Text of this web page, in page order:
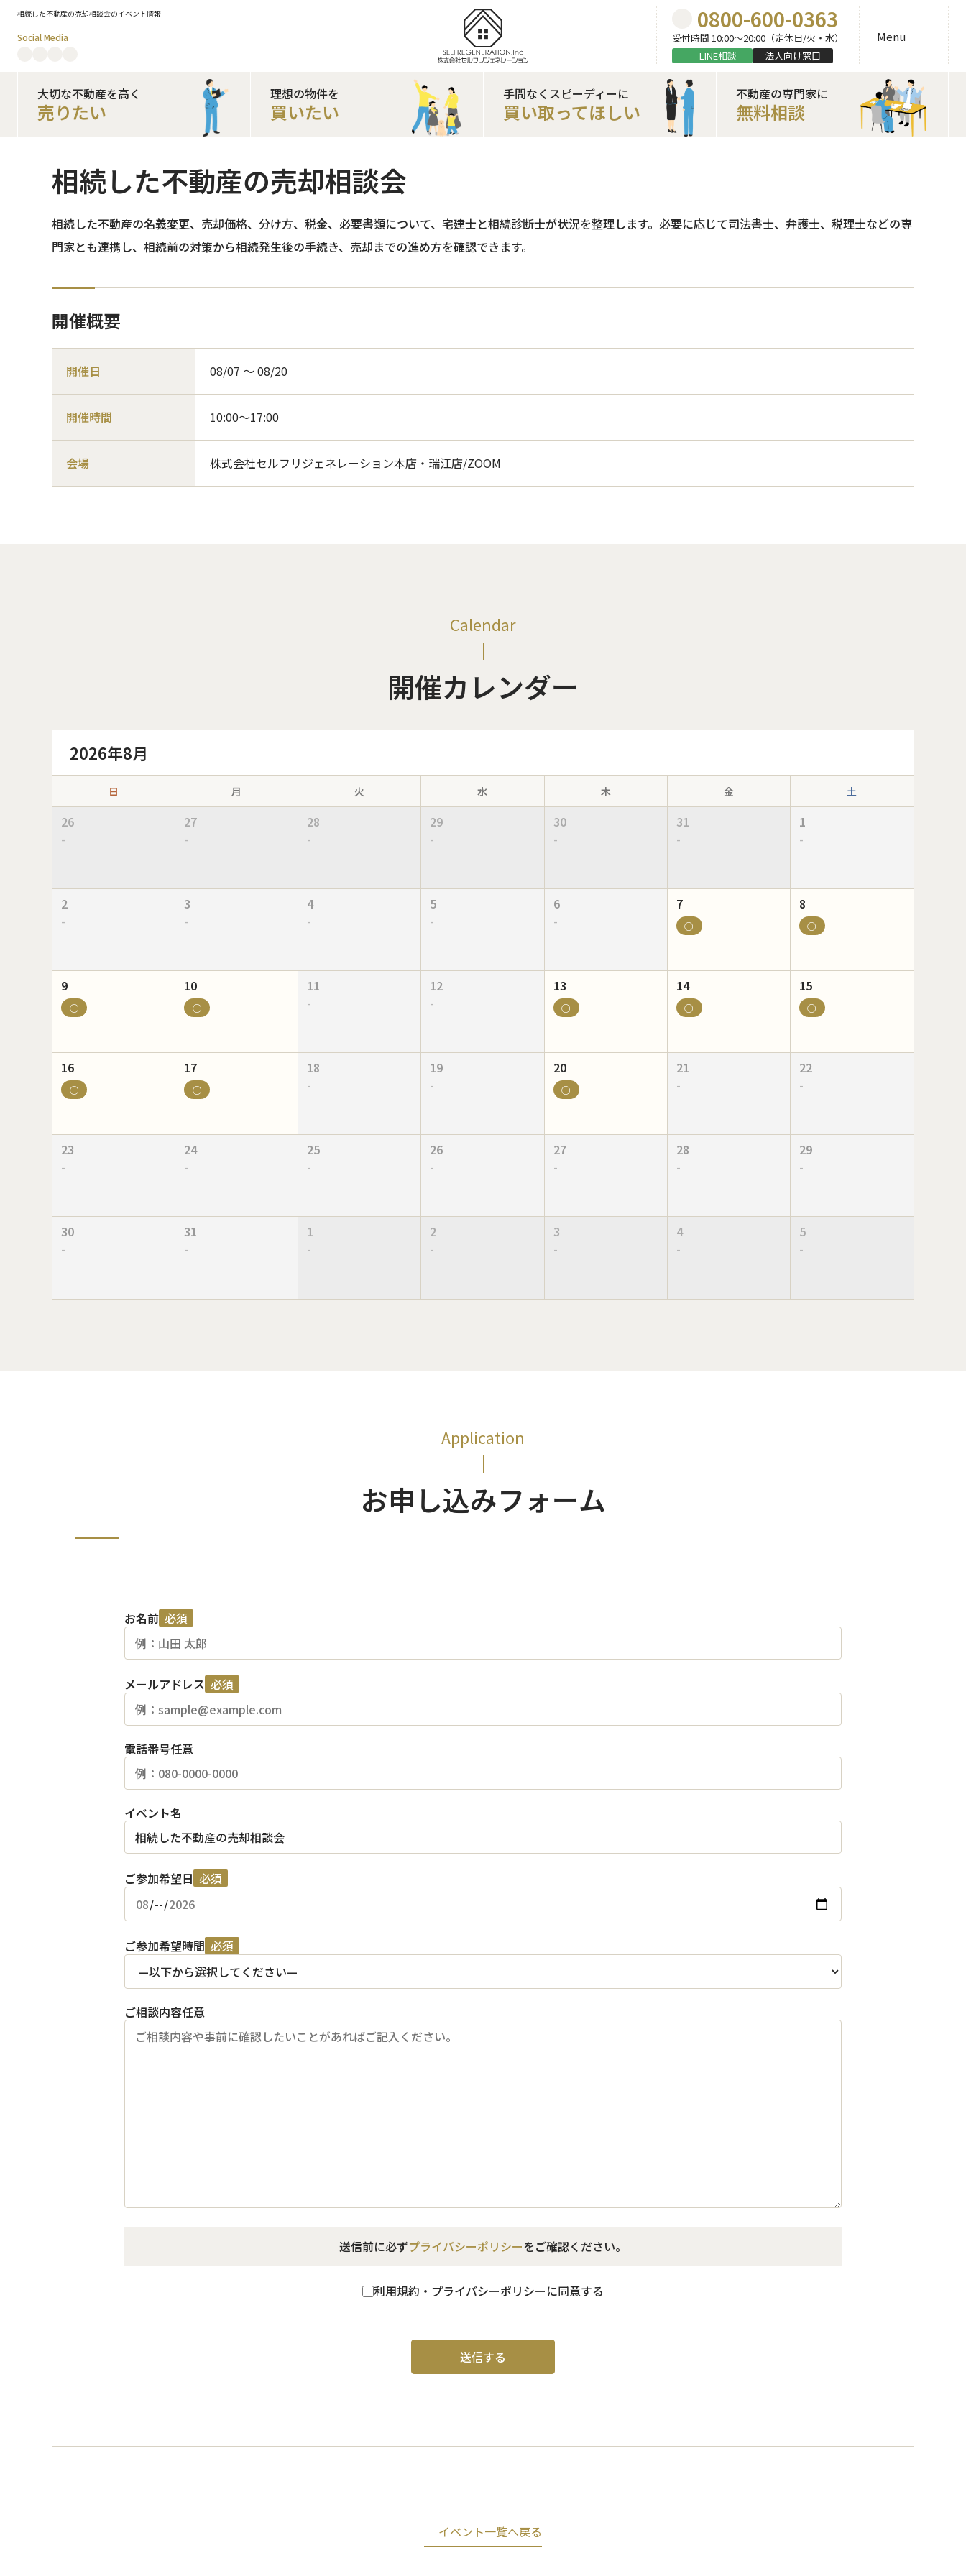
相続した不動産の売却相談会のイベント情報
Social Media
0800-600-0363
受付時間 10:00〜20:00（定休日/火・水）
LINE相談
法人向け窓口
Menu
大切な不動産を高く
売りたい
理想の物件を
買いたい
手間なくスピーディーに
買い取ってほしい
不動産の専門家に
無料相談
相続した不動産の売却相談会
相続した不動産の名義変更、売却価格、分け方、税金、必要書類について、宅建士と相続診断士が状況を整理します。必要に応じて司法書士、弁護士、税理士などの専
門家とも連携し、相続前の対策から相続発生後の手続き、売却までの進め方を確認できます。
開催概要
開催日 08/07 〜 08/20
開催時間 10:00～17:00
会場 株式会社セルフリジェネレーション本店・瑞江店/ZOOM
Calendar
開催カレンダー
2026年8月
日 月 火 水 木 金 土
26
-
27
-
28
-
29
-
30
-
31
-
1
-
2
-
3
-
4
-
5
-
6
-
7
○
8
○
9
○
10
○
11
-
12
-
13
○
14
○
15
○
16
○
17
○
18
-
19
-
20
○
21
-
22
-
23
-
24
-
25
-
26
-
27
-
28
-
29
-
30
-
31
-
1
-
2
-
3
-
4
-
5
-
Application
お申し込みフォーム
お名前 必須
メールアドレス 必須
電話番号任意
イベント名
ご参加希望日 必須
ご参加希望時間 必須
ご相談内容任意
送信前に必ずプライバシーポリシーをご確認ください。
利用規約・プライバシーポリシーに同意する
イベント一覧へ戻る